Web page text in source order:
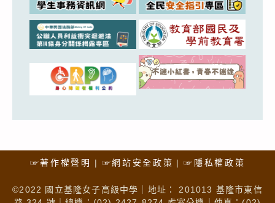
☞著作權聲明 ☞網站安全政策 ☞隱私權政策
©2022 國立基隆女子高級中學｜地址： 201013 基隆市東信